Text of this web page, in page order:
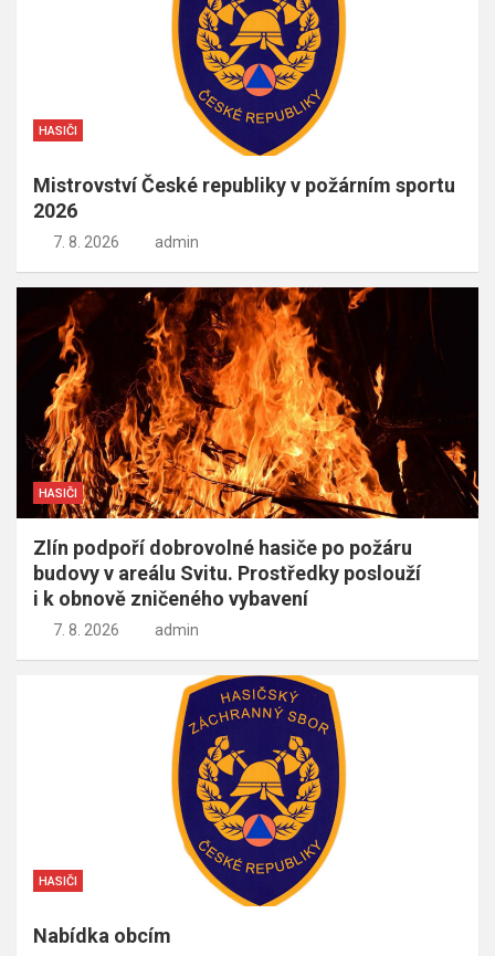
HASIČI
Mistrovství České republiky v požárním sportu
2026
7. 8. 2026 admin
HASIČI
Zlín podpoří dobrovolné hasiče po požáru
budovy v areálu Svitu. Prostředky poslouží
i k obnově zničeného vybavení
7. 8. 2026 admin
HASIČI
Nabídka obcím